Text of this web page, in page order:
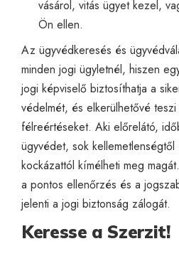
vásárol, vitás ügyet kezel,
Ön ellen.
Az ügyvédkeresés és
minden jogi ügyletnél, hiszen
jogi képviselő biztosíthatja a
védelmét, és elkerülhetővé
félreértéseket. Aki előrelátó,
ügyvédet, sok
kockázattól kímélheti meg
a pontos ellenőrzés és a
jelenti a jogi biztonság zálogát.
Keresse a Szerzit!